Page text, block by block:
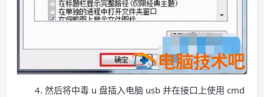
4. 然后将中毒 u 盘插入电脑 usb 并在接口上使用 cmd